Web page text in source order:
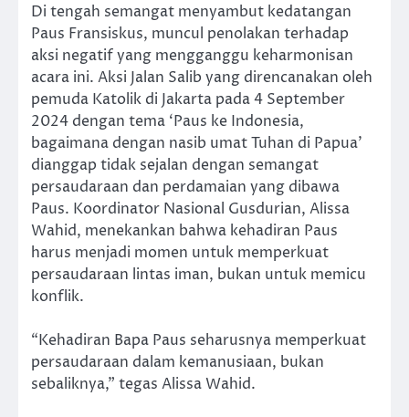
Di tengah semangat menyambut kedatangan
Paus Fransiskus, muncul penolakan terhadap
aksi negatif yang mengganggu keharmonisan
acara ini. Aksi Jalan Salib yang direncanakan oleh
pemuda Katolik di Jakarta pada 4 September
2024 dengan tema ‘Paus ke Indonesia,
bagaimana dengan nasib umat Tuhan di Papua’
dianggap tidak sejalan dengan semangat
persaudaraan dan perdamaian yang dibawa
Paus. Koordinator Nasional Gusdurian, Alissa
Wahid, menekankan bahwa kehadiran Paus
harus menjadi momen untuk memperkuat
persaudaraan lintas iman, bukan untuk memicu
konflik.
“Kehadiran Bapa Paus seharusnya memperkuat
persaudaraan dalam kemanusiaan, bukan
sebaliknya,” tegas Alissa Wahid.